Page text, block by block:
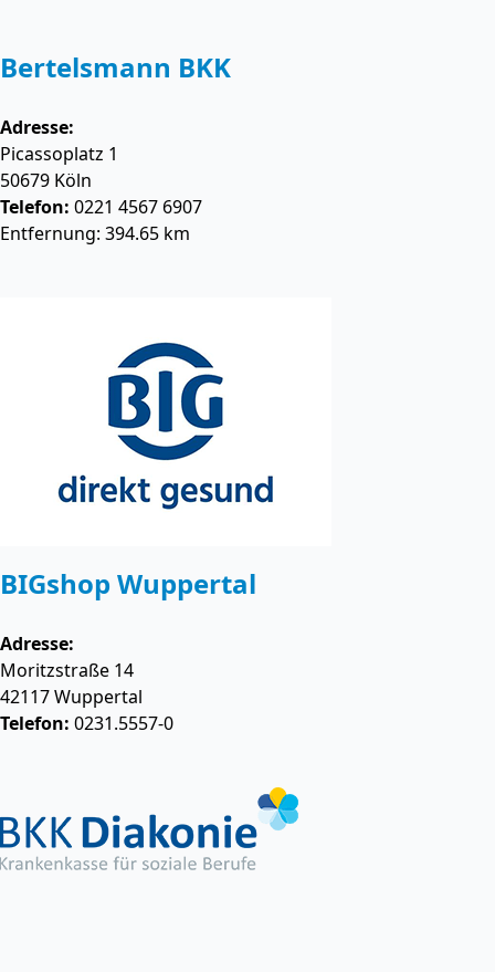
Bertelsmann BKK
Adresse:
Picassoplatz 1
50679 Köln
Telefon: 0221 4567 6907
Entfernung: 394.65 km
BIGshop Wuppertal
Adresse:
Moritzstraße 14
42117Wuppertal
Telefon: 0231.5557-0